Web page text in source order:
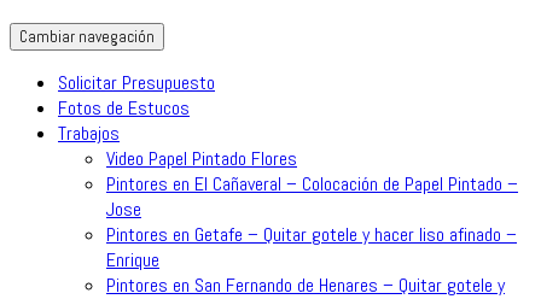
Cambiar navegación
Solicitar Presupuesto
Fotos de Estucos
Trabajos
Video Papel Pintado Flores
Pintores en El Cañaveral – Colocación de Papel Pintado –
Jose
Pintores en Getafe – Quitar gotele y hacer liso afinado –
Enrique
Pintores en San Fernando de Henares – Quitar gotele y